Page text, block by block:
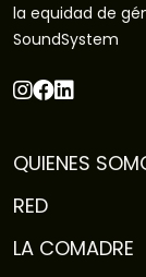
la equidad de
SoundSystem
QUIENES
RED
LA COMADRE